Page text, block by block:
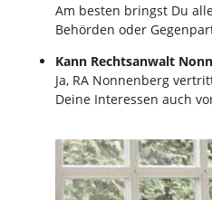
Am besten bringst Du
Behörden oder
Kann Rechtsanwalt
Ja, RA Nonnenberg
Deine Interessen auch